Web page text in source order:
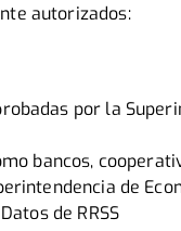
autorizados:
por la
bancos,
de
de RRSS